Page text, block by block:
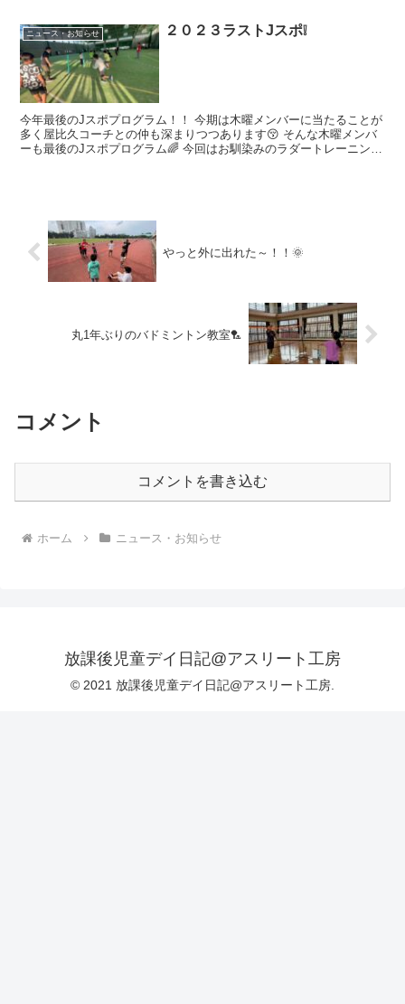
ニュース・お知らせ ２０２３ラストJスポ❕
今年最後のJスポプログラム！！ 今期は木曜メンバーに当たることが
多く屋比久コーチとの仲も深まりつつあります😚 そんな木曜メンバ
ーも最後のJスポプログラム🌈 今回はお馴染みのラダートレーニン
やっと外に出れた～！！🌞
丸1年ぶりのバドミントン教室🏸
コメント
コメントを書き込む
ホーム ニュース・お知らせ
放課後児童デイ日記@アスリート工房
© 2021 放課後児童デイ日記@アスリート工房.